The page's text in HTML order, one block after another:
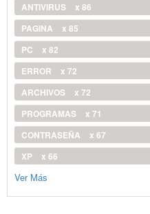
ANTIVIRUS
x 86
PAGINA
x 85
PC
x 82
ERROR
x 72
ARCHIVOS
x 72
PROGRAMAS
x 71
CONTRASEÑA
x 67
XP
x 66
Ver Más